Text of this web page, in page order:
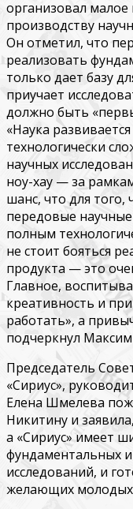
организовал
производству
Он отметил, что
реализовать
только дает базу
приучает
должно быть
«Наука
технологически
научных
ноу-хау — за
шанс, что для
передовые
полным
не стоит бояться
продукта — это
Главное,
креативность и
работать», а
подчеркнул
Председатель
«Сириус»,
Елена Шмелева
Никитину и
а «Сириус» имеет
фундаментальных
исследований, и
желающих молодых